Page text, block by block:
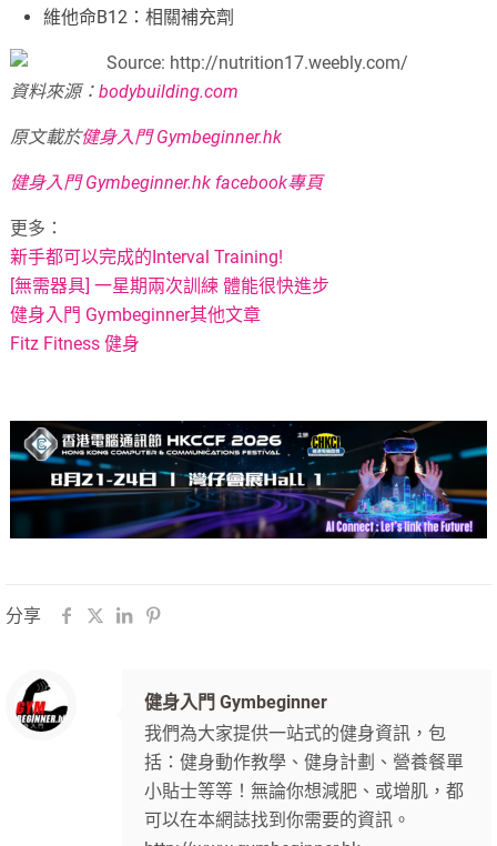
維他命B12：相關補充劑
資料來源：bodybuilding.com
原文載於健身入門 Gymbeginner.hk
健身入門 Gymbeginner.hk facebook專頁
更多：
新手都可以完成的Interval Training!
[無需器具] 一星期兩次訓練 體能很快進步
健身入門 Gymbeginner其他文章
Fitz Fitness 健身
分享
健身入門 Gymbeginner
我們為大家提供一站式的健身資訊，包
括：健身動作教學、健身計劃、營養餐單
小貼士等等！無論你想減肥、或增肌，都
可以在本網誌找到你需要的資訊。